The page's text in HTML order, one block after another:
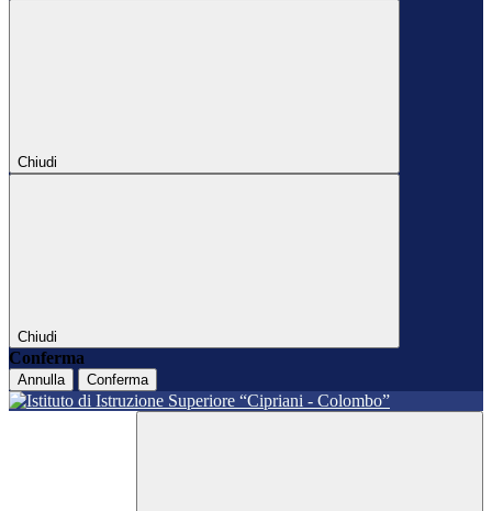
Chiudi
Chiudi
Conferma
Annulla Conferma